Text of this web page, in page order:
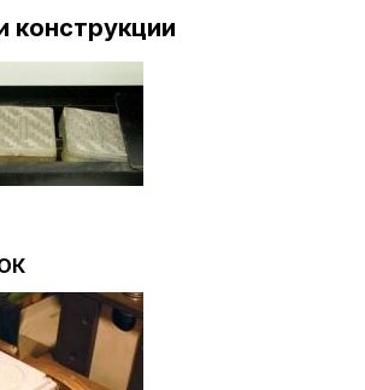
конструкции